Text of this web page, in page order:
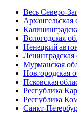
Весь Северо-
Архангельская
Вологодская
Ненецкий
Ленинградская
Мурманская
Новгородская
Псковская
Республика
Республика
Санкт-